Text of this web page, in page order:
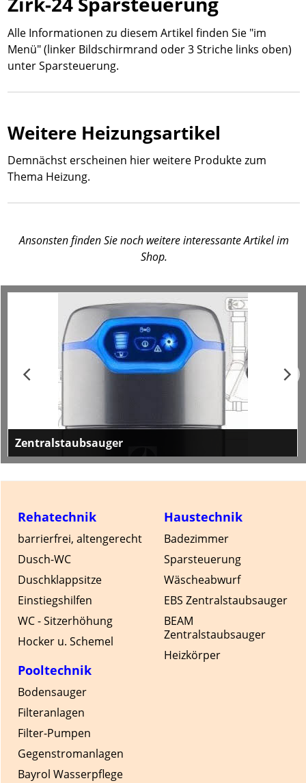
Alle Informationen zu diesem Artikel finden Sie "im
Menü" (linker Bildschirmrand oder 3 Striche links oben)
unter Sparsteuerung.
Weitere Heizungsartikel
Demnächst erscheinen hier weitere Produkte zum
Thema Heizung.
Ansonsten finden Sie noch weitere interessante Artikel im
Shop.
Zentralstaubsauger
Moderne und komfortable Beam Zentralstaubsauger
Haustechnik
Badezimmer
Sparsteuerung
Wäscheabwurf
EBS Zentralstaubsauger
BEAM
Zentralstaubsauger
Heizkörper
Rehatechnik
barrierfrei, altengerecht
Dusch-WC
Duschklappsitze
Einstiegshilfen
WC - Sitzerhöhung
Hocker u. Schemel
Pooltechnik
Bodensauger
Filteranlagen
Filter-Pumpen
Gegenstromanlagen
Bayrol Wasserpflege